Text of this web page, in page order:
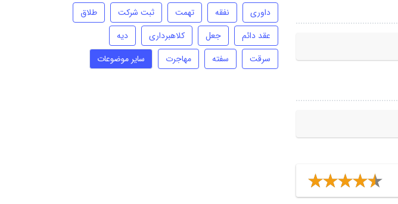
داوری نفقه تهمت ثبت شرکت
طلاق
عقد دائم
جعل کلاهبرداری
دیه
سرقت
سفته مهاجرت سایر موضوعات